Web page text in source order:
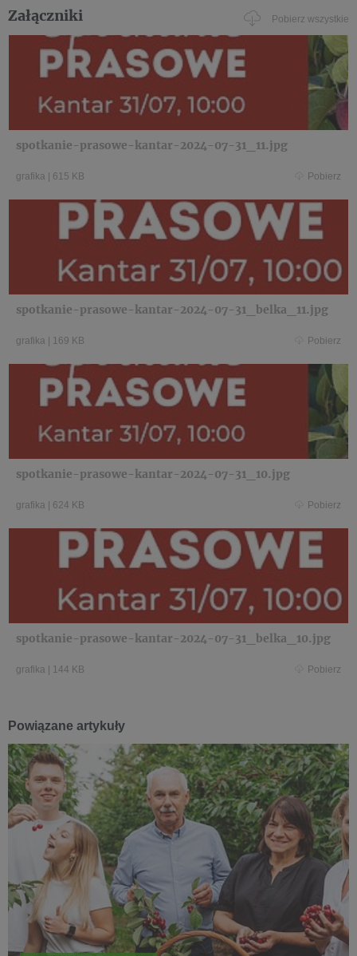
Załączniki Pobierz wszystkie
spotkanie-prasowe-kantar-2024-07-31_11.jpg
grafika 615 KB Pobierz
spotkanie-prasowe-kantar-2024-07-31_belka_11.jpg
grafika 169 KB Pobierz
spotkanie-prasowe-kantar-2024-07-31_10.jpg
grafika 624 KB Pobierz
spotkanie-prasowe-kantar-2024-07-31_belka_10.jpg
grafika 144 KB Pobierz
Powiązane artykuły